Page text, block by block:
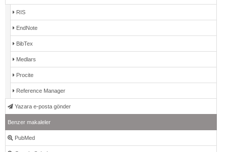
RIS
EndNote
BibTex
Medlars
Procite
Reference Manager
Yazara e-posta gönder
Benzer makaleler
PubMed